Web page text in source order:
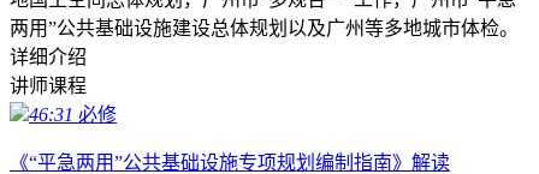
两用”公共基础设施建设总体规划以及广州等多地城市体检。
详细介绍
讲师课程
46:31 必修
《“平急两用”公共基础设施专项规划编制指南》解读